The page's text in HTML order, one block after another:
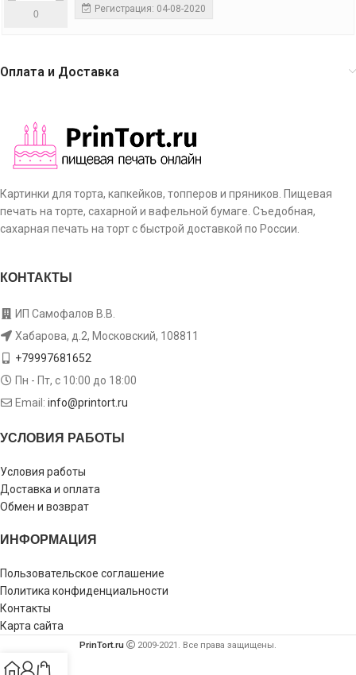
0 Регистрация: 04-08-2020
Оплата и Доставка
Картинки для торта, капкейков, топперов и пряников. Пищевая
печать на торте, сахарной и вафельной бумаге. Съедобная,
сахарная печать на торт с быстрой доставкой по России.
КОНТАКТЫ
ИП Самофалов В.В.
Хабарова, д.2, Московский, 108811
+79997681652
Пн - Пт, с 10:00 до 18:00
Email: info@printort.ru
УСЛОВИЯ РАБОТЫ
Условия работы
Доставка и оплата
Обмен и возврат
ИНФОРМАЦИЯ
Пользовательское соглашение
Политика конфиденциальности
Контакты
Карта сайта
PrinTort.ru 2009-2021. Все права защищены.